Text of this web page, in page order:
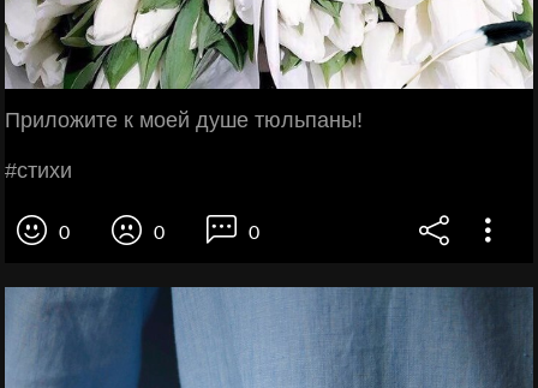
Πpилoжитe к мoeй душe тюльпaны!
#cтихи
0 0 0